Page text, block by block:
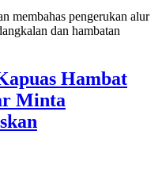
Hambat
Minta